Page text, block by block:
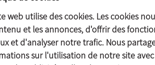
Autres pièces en acier 1.4301 (AISI 304)
Joints en contact avec le produit
Finition de surface
Interne Polie brillante Ra ≤0,8 μm
web utilise des cookies. Les cookies
et les annonces, d'offrir des
et d'analyser notre trafic. Nous
sur l'utilisation de notre site